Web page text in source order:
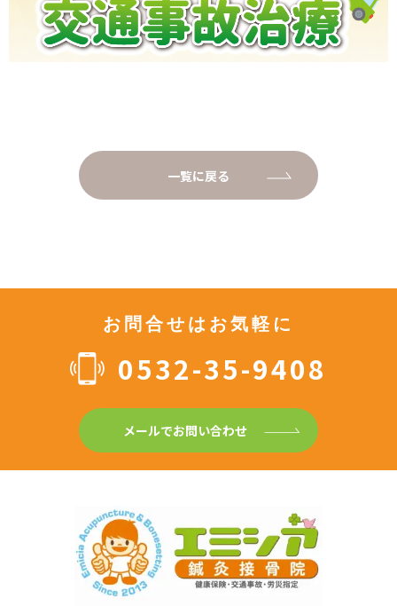
一覧に戻る
お問合せはお気軽に
0532-35-9408
メールでお問い合わせ